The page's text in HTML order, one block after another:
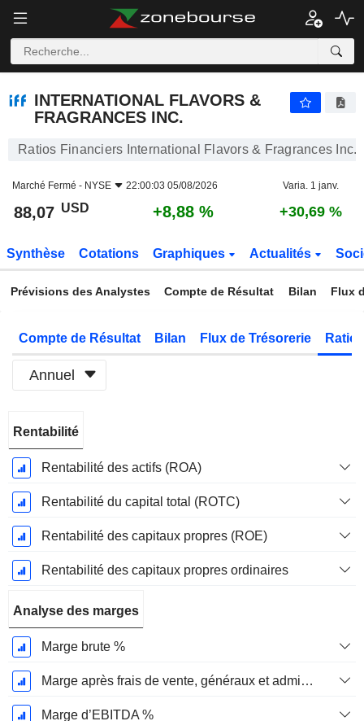
INTERNATIONAL FLAVORS &
FRAGRANCES INC.
Ratios Financiers International Flavors & Fragrances Inc.
Marché Fermé - NYSE 22:00:03 05/08/2026 Varia. 1 janv.
88,07 USD +8,88 % +30,69 %
Synthèse Cotations Graphiques Actualités
Prévisions des Analystes Compte de Résultat Bilan Flux
Compte de Résultat Bilan Flux de Trésorerie
Annuel
Fiscale:
Décembre
Rentabilité
Rentabilité des actifs (ROA)
Rentabilité du capital total (ROTC)
Rentabilité des capitaux propres (ROE)
Rentabilité des capitaux propres ordinaires
Analyse des marges
Marge brute %
Marge après frais de vente, généraux et administratifs %
Marge d’EBITDA %